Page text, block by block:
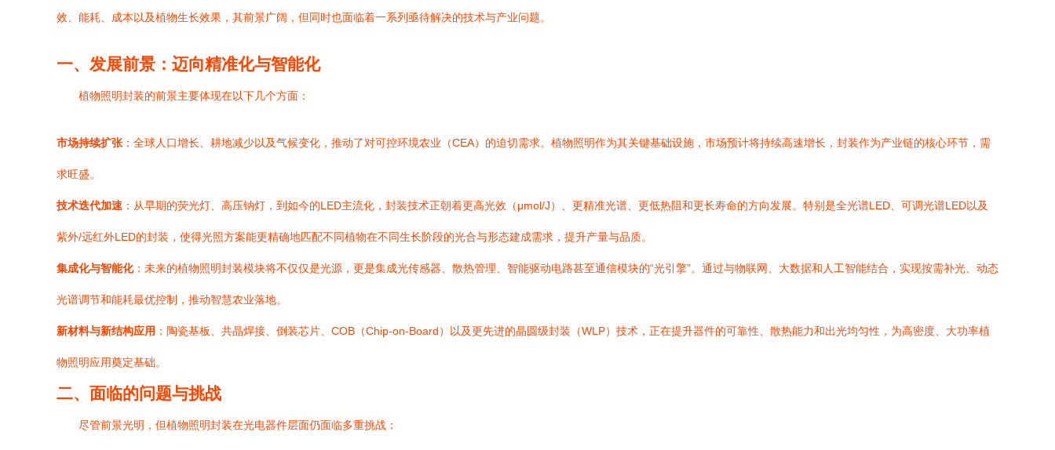
效、能耗、成本以及植物生长效果，其前景广阔，但同时也面临着一系列亟待解决的技术与产业问题。
一、发展前景：迈向精准化与智能化
植物照明封装的前景主要体现在以下几个方面：
市场持续扩张 ：全球人口增长、耕地减少以及气候变化，推动了对可控环境农业（CEA）的迫切需求。植物照明作为其关键基础设施，市场预计将持续高速增长，封装作为产业链的核心环节，需
求旺盛。
技术迭代加速 ：从早期的荧光灯、高压钠灯，到如今的LED主流化，封装技术正朝着更高光效（μmol/J）、更精准光谱、更低热阻和更长寿命的方向发展。特别是全光谱LED、可调光谱LED以及
紫外/远红外LED的封装，使得光照方案能更精确地匹配不同植物在不同生长阶段的光合与形态建成需求，提升产量与品质。
集成化与智能化：未来的植物照明封装模块将不仅仅是光源，更是集成光传感器、散热管理、智能驱动电路甚至通信模块的“光引擎”。通过与物联网、大数据和人工智能结合，实现按需补光、动态
光谱调节和能耗最优控制，推动智慧农业落地。
新材料与新结构应用 ：陶瓷基板、共晶焊接、倒装芯片、COB（Chip-on-Board）以及更先进的晶圆级封装（WLP）技术，正在提升器件的可靠性、散热能力和出光均匀性，为高密度、大功率植
物照明应用奠定基础。
二、面临的问题与挑战
尽管前景光明，但植物照明封装在光电器件层面仍面临多重挑战：